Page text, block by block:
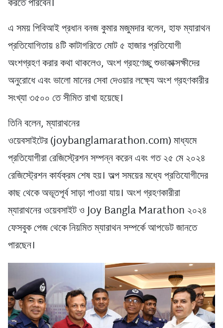
করতে পারবেন।
এ সময় পিবিআই প্রধান বনজ কুমার মজুমদার বলেন, হাফ ম্যারাথন
প্রতিযোগিতায় ৪টি কাটাগরিতে মোট ৫ হাজার প্রতিযোগী
অংশগ্রহণ করার কথা থাকলেও, অংশ গ্রহণেচ্ছু শুভাকাক্সক্ষীদের
অনুরোধে এবং ভালো মানের সেবা দেওয়ার লক্ষ্যে অংশ গ্রহণকারীর
সংখ্যা ৩৫০০ তে সীমিত রাখা হয়েছে।
তিনি বলেন, ম্যারাথনের
ওয়েবসাইটের (joybanglamarathon.com) মাধ্যমে
প্রতিযোগীরা রেজিস্ট্রেশন সম্পন্ন করেন এবং গত ২৫ মে ২০২৪
রেজিস্ট্রেশন কার্যক্রম শেষ হয়। অল্প সময়ের মধ্যে প্রতিযোগীদের
কাছ থেকে অভূতপূর্ব সাড়া পাওয়া যায়। অংশ গ্রহণকারীরা
ম্যারাথনের ওয়েবসাইট ও Joy Bangla Marathon ২০২৪
ফেসবুক পেজ থেকে নিয়মিত ম্যারাথন সম্পর্কে আপডেট জানতে
পারছেন।